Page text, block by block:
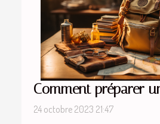
Comment préparer
24 octobre 2023 21:47